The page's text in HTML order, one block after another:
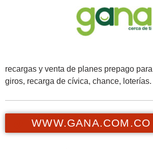
recargas y venta de planes prepago
giros, recarga de cívica, chance, loterías.
WWW.GANA.COM.CO